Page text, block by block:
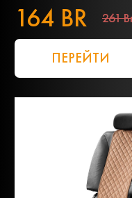
164 BR 261
ПЕРЕЙТИ